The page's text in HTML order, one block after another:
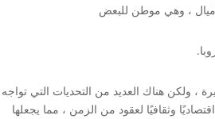
، وهي موطن للبعض
، ولكن هناك العديد من التحديات التي تواجه
وثقافيًا لعقود من الزمن ، مما يجعلها